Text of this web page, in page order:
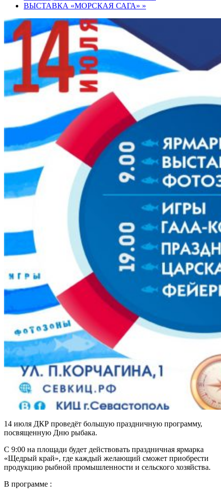
ВЫСТАВКА «МОРСКАЯ САГА» »
14 июля ДКР проведёт большую праздничную программу,
посвященную Дню рыбака.
С 9:00 на площади будет действовать праздничная ярмарка
«Щедрый край», где каждый желающий сможет приобрести
продукцию рыбной промышленности и сельского хозяйства.
В программе :